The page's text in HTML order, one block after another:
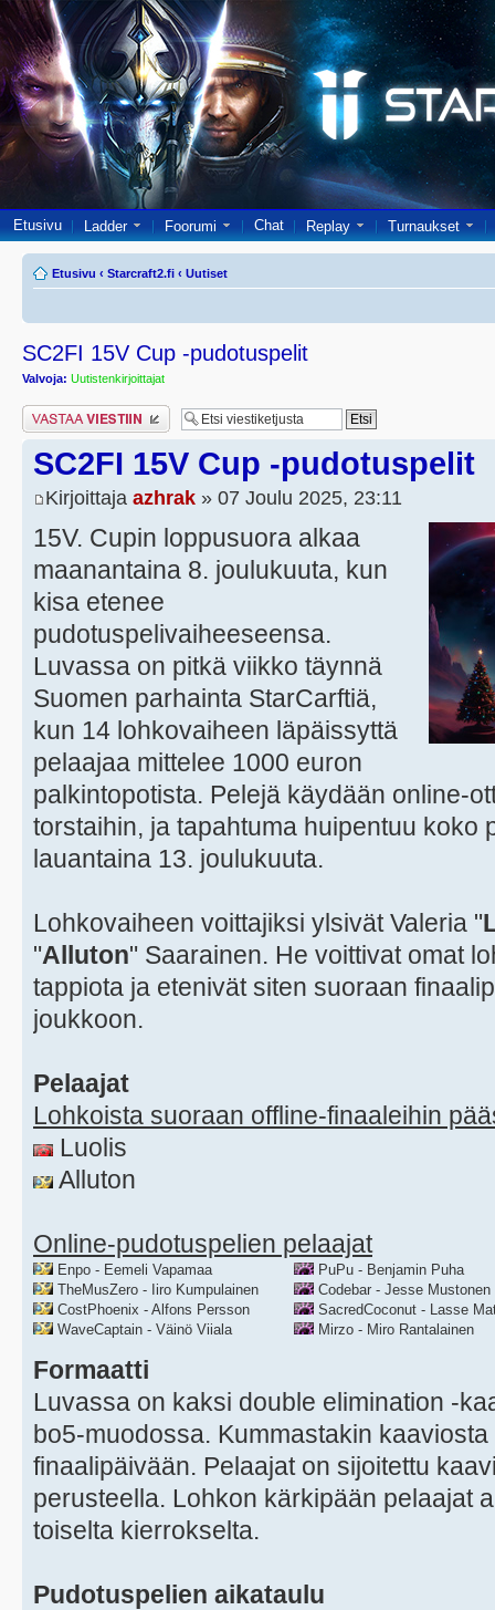
Etusivu Ladder Foorumi Chat Replay Turnaukset
Etusivu ‹ Starcraft2.fi ‹ Uutiset
SC2FI 15V Cup -pudotuspelit
Valvoja: Uutistenkirjoittajat
Lähetä vastaus
SC2FI 15V Cup -pudotuspelit
Kirjoittaja azhrak » 07 Joulu 2025, 23:11
15V. Cupin loppusuora alkaa
maanantaina 8. joulukuuta, kun
kisa etenee
pudotuspelivaiheeseensa.
Luvassa on pitkä viikko täynnä
Suomen parhainta StarCarftiä,
kun 14 lohkovaiheen läpäissyttä
pelaajaa mittelee 1000 euron
palkintopotista. Pelejä käydään online-
torstaihin, ja tapahtuma huipentuu koko
lauantaina 13. joulukuuta.
Lohkovaiheen voittajiksi ylsivät Valeria "
"Alluton" Saarainen. He voittivat omat
tappiota ja etenivät siten suoraan
joukkoon.
Pelaajat
Lohkoista suoraan offline-finaaleihin
Luolis
Alluton
Online-pudotuspelien pelaajat
Enpo - Eemeli Vapamaa
TheMusZero - Iiro Kumpulainen
CostPhoenix - Alfons Persson
WaveCaptain - Väinö Viiala
PuPu - Benjamin Puha
Codebar - Jesse Mustonen
SacredCoconut - Lasse
Mirzo - Miro Rantalainen
Formaatti
Luvassa on kaksi double elimination -
bo5-muodossa. Kummastakin
finaalipäivään. Pelaajat on sijoitettu
perusteella. Lohkon kärkipään pelaajat
toiselta kierrokselta.
Pudotuspelien aikataulu